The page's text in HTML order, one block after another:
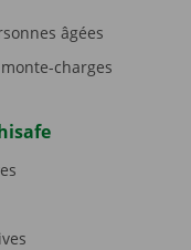
âgées
charges